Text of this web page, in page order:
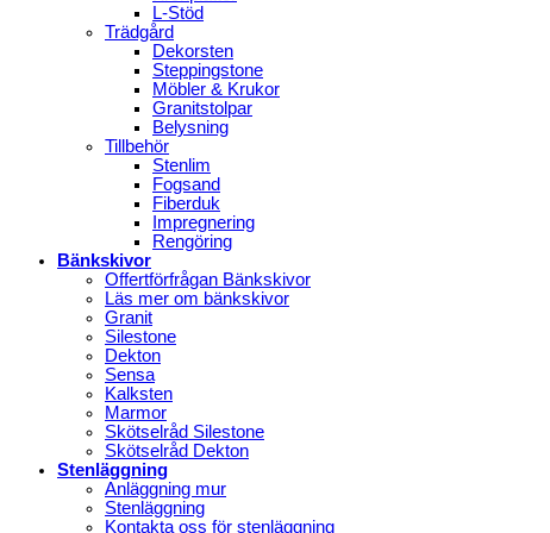
L-Stöd
Trädgård
Dekorsten
Steppingstone
Möbler & Krukor
Granitstolpar
Belysning
Tillbehör
Stenlim
Fogsand
Fiberduk
Impregnering
Rengöring
Bänkskivor
Offertförfrågan Bänkskivor
Läs mer om bänkskivor
Granit
Silestone
Dekton
Sensa
Kalksten
Marmor
Skötselråd Silestone
Skötselråd Dekton
Stenläggning
Anläggning mur
Stenläggning
Kontakta oss för stenläggning